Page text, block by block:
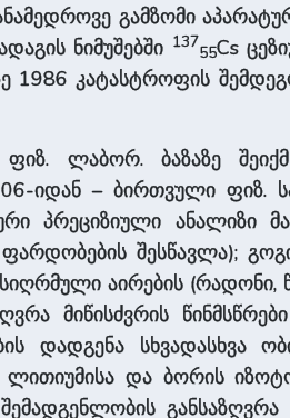
გამზომი
ნიმუშებში 137
55Cs
კატასტროფის
ლაბორ. ბაზაზე
იდან – ბირთვული ფიზ.
პრეციზიული ანალიზი
ფარდობების შესწავლა);
აირების (რადონი,
მიწისძვრის
დადგენა სხვადასხვა
ლითიუმისა და ბორის